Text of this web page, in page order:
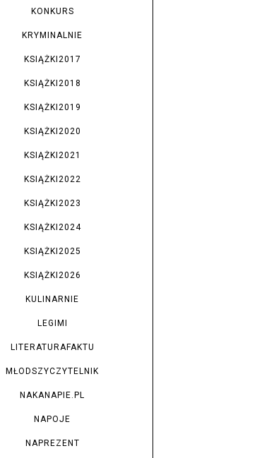
KONKURS
KRYMINALNIE
KSIĄŻKI2017
KSIĄŻKI2018
KSIĄŻKI2019
KSIĄŻKI2020
KSIĄŻKI2021
KSIĄŻKI2022
KSIĄŻKI2023
KSIĄŻKI2024
KSIĄŻKI2025
KSIĄŻKI2026
KULINARNIE
LEGIMI
LITERATURAFAKTU
MŁODSZYCZYTELNIK
NAKANAPIE.PL
NAPOJE
NAPREZENT